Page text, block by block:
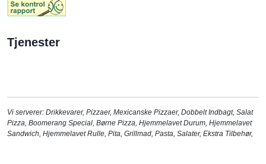
Tjenester
Vi serverer: Drikkevarer, Pizzaer, Mexicanske Pizzaer, Dobbelt Indbagt, Salat
Pizza, Boomerang Special, Børne Pizza, Hjemmelavet Durum, Hjemmelavet
Sandwich, Hjemmelavet Rulle, Pita, Grillmad, Pasta, Salater, Ekstra Tilbehør,